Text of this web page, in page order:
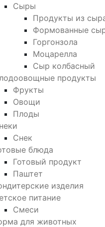
Сыры
Продукты из
Формованные
Горгонзола
Моцарелла
Сыр колбасный
продукты
Фрукты
Овощи
Плоды
Снек
блюда
Готовый продукт
Паштет
изделия
питание
Смеси
для животных